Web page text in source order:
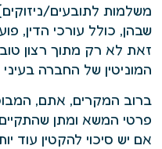
משלמות לתובעים/
שבהן, כולל עורכי הדין,
זאת לא רק מתוך רצון
המוניטין של החברה
ברוב המקרים, אתם,
פרטי המשא ומתן
אם יש סיכוי להקטין עוד